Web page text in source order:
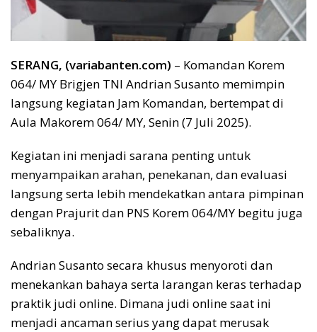
SERANG, (variabanten.com) – Komandan Korem
064/ MY Brigjen TNI Andrian Susanto memimpin
langsung kegiatan Jam Komandan, bertempat di
Aula Makorem 064/ MY, Senin (7 Juli 2025).
Kegiatan ini menjadi sarana penting untuk
menyampaikan arahan, penekanan, dan evaluasi
langsung serta lebih mendekatkan antara pimpinan
dengan Prajurit dan PNS Korem 064/MY begitu juga
sebaliknya.
Andrian Susanto secara khusus menyoroti dan
menekankan bahaya serta larangan keras terhadap
praktik judi online. Dimana judi online saat ini
menjadi ancaman serius yang dapat merusak